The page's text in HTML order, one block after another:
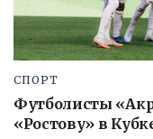
СПОРТ
Футболисты
«Ростову» в